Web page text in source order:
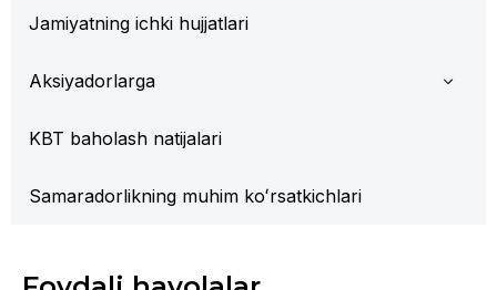
Jamiyatning ichki hujjatlari
Aksiyadorlarga
KBT baholash natijalari
Samaradorlikning muhim koʻrsatkichlari